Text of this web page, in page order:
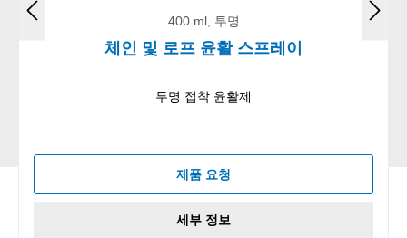
400 ml, 투명
체인 및 로프 윤활 스프레이
투명 접착 윤활제
제품 요청
세부 정보